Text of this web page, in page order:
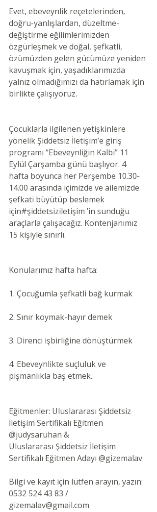
Evet, ebeveynlik reçetelerinden,
doğru-yanlışlardan, düzeltme-
değiştirme eğilimlerimizden
özgürleşmek ve doğal, şefkatli,
özümüzden gelen gücümüze yeniden
kavuşmak için, yaşadıklarımızda
yalnız olmadığımızı da hatırlamak için
birlikte çalışıyoruz.
Çocuklarla ilgilenen yetişkinlere
yönelik Şiddetsiz İletişim’e giriş
programı “Ebeveynliğin Kalbi” 11
Eylül Çarşamba günü başlıyor. 4
hafta boyunca her Perşembe 10.30-
14.00 arasında içimizde ve ailemizde
şefkati büyütüp beslemek
için#şiddetsiziletişim ’in sunduğu
araçlarla çalışacağız. Kontenjanımız
15 kişiyle sınırlı.
Konularımız hafta hafta:
1. Çocuğumla şefkatli bağ kurmak
2. Sınır koymak-hayır demek
3. Direnci işbirliğine dönüştürmek
4. Ebeveynlikte suçluluk ve
pişmanlıkla baş etmek.
Eğitmenler: Uluslararası Şiddetsiz
İletişim Sertifikalı Eğitmen
@judysaruhan &
Uluslararası Şiddetsiz İletişim
Sertifikalı Eğitmen Adayı @gizemalav
Bilgi ve kayıt için lütfen arayın, yazın:
0532 524 43 83 /
gizemalav@gmail.com